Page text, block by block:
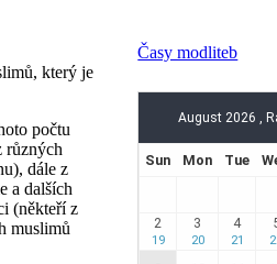
který je
počtu
různých
dále z
a dalších
(někteří z
muslimů
Časy modliteb